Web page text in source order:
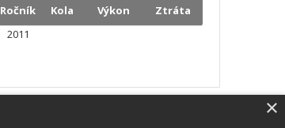
Ročník Kola Výkon
Ztráta
2011
×